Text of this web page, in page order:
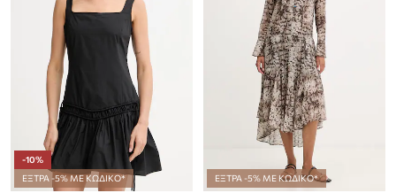
-10%
ΕΞΤΡΑ -5% ΜΕ ΚΩΔΙΚΟ*
ΕΞΤΡΑ -5% ΜΕ ΚΩΔΙΚΟ*